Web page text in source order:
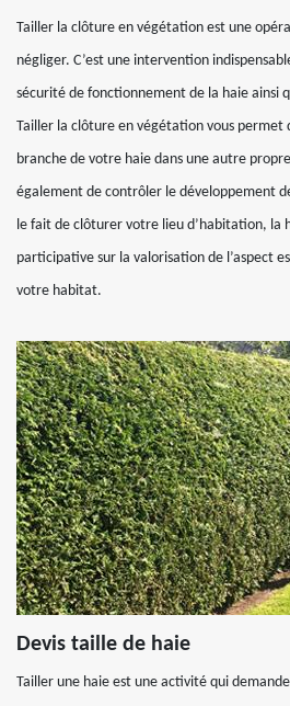
Tailler la clôture en végétation est une
négliger. C’est une intervention
sécurité de fonctionnement de la haie ainsi
Tailler la clôture en végétation vous permet
branche de votre haie dans une autre
également de contrôler le développement
le fait de clôturer votre lieu d’habitation, la
participative sur la valorisation de l’aspect
votre habitat.
Devis taille de haie
Tailler une haie est une activité qui